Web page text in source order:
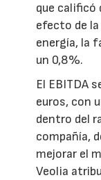
que calificó
efecto de la
energía, la
un 0,8%.
El EBITDA
euros, con
dentro del
compañía,
mejorar el
Veolia